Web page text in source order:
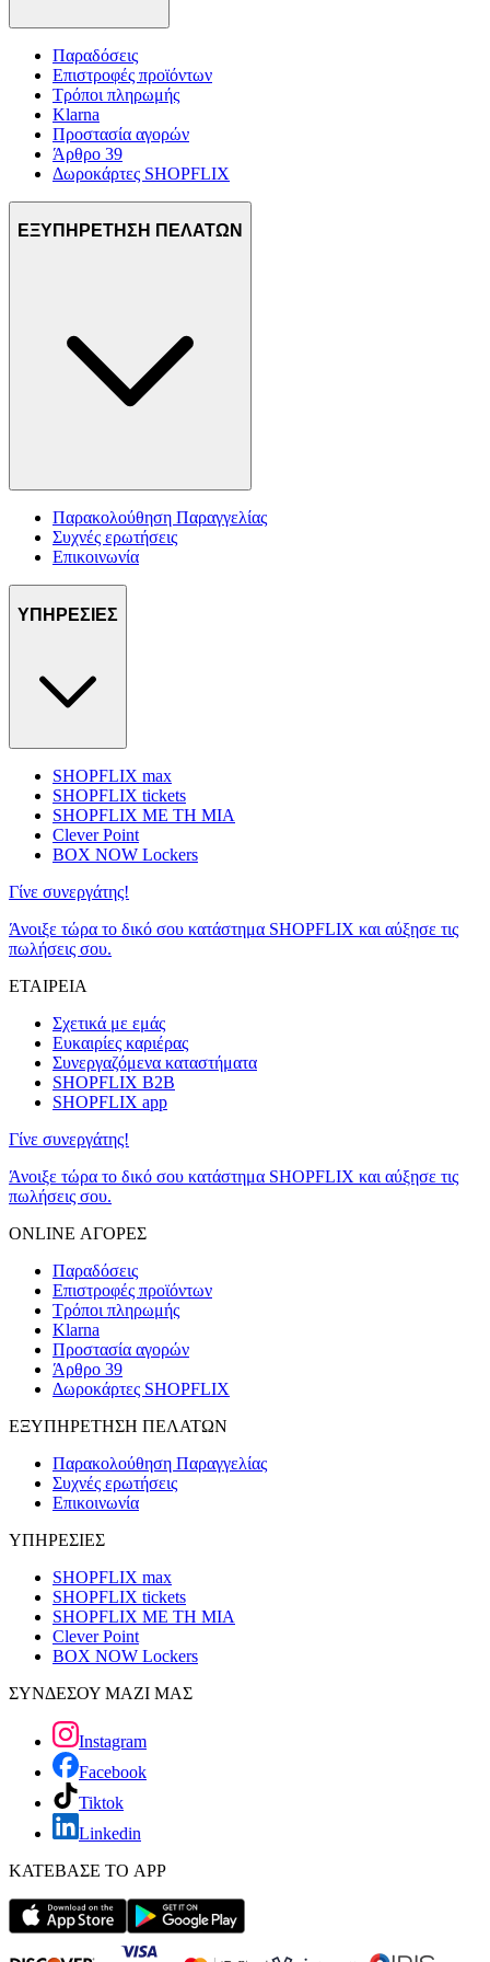
Παραδόσεις
Επιστροφές προϊόντων
Τρόποι πληρωμής
Klarna
Προστασία αγορών
Άρθρο 39
Δωροκάρτες SHOPFLIX
ΕΞΥΠΗΡΕΤΗΣΗ ΠΕΛΑΤΩΝ
Παρακολούθηση Παραγγελίας
Συχνές ερωτήσεις
Επικοινωνία
ΥΠΗΡΕΣΙΕΣ
SHOPFLIX max
SHOPFLIX tickets
SHOPFLIX ΜΕ ΤΗ ΜΙΑ
Clever Point
BOX NOW Lockers
Γίνε συνεργάτης!
Άνοιξε τώρα το δικό σου κατάστημα SHOPFLIX και αύξησε τις
πωλήσεις σου.
ΕΤΑΙΡΕΙΑ
Σχετικά με εμάς
Ευκαιρίες καριέρας
Συνεργαζόμενα καταστήματα
SHOPFLIX B2B
SHOPFLIX app
Γίνε συνεργάτης!
Άνοιξε τώρα το δικό σου κατάστημα SHOPFLIX και αύξησε τις
πωλήσεις σου.
ONLINE ΑΓΟΡΕΣ
Παραδόσεις
Επιστροφές προϊόντων
Τρόποι πληρωμής
Klarna
Προστασία αγορών
Άρθρο 39
Δωροκάρτες SHOPFLIX
ΕΞΥΠΗΡΕΤΗΣΗ ΠΕΛΑΤΩΝ
Παρακολούθηση Παραγγελίας
Συχνές ερωτήσεις
Επικοινωνία
ΥΠΗΡΕΣΙΕΣ
SHOPFLIX max
SHOPFLIX tickets
SHOPFLIX ΜΕ ΤΗ ΜΙΑ
Clever Point
BOX NOW Lockers
ΣΥΝΔΕΣΟΥ ΜΑΖΙ ΜΑΣ
Instagram
Facebook
Tiktok
Linkedin
ΚΑΤΕΒΑΣΕ ΤΟ APP